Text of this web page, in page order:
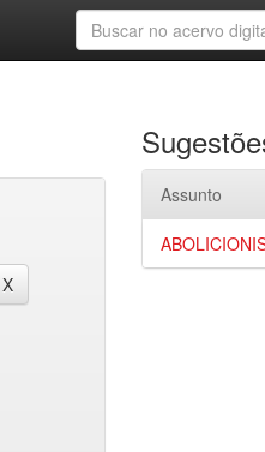
Assunto